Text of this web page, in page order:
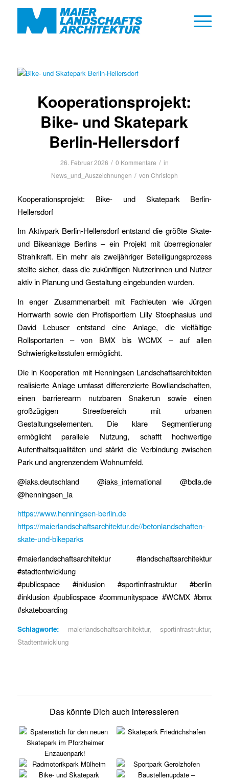
Kooperationsprojekt:
Bike- und Skatepark
Berlin-Hellersdorf
26. Februar 2026 / 0 Kommentare / in
News_und_Auszeichnungen / von Christoph
Kooperationsprojekt: Bike- und Skatepark Berlin-
Hellersdorf
Im Aktivpark Berlin-Hellersdorf entstand die größte Skate-
und Bikeanlage Berlins – ein Projekt mit überregionaler
Strahlkraft. Ein mehr als zweijähriger Beteiligungsprozess
stellte sicher, dass die zukünftigen Nutzerinnen und Nutzer
aktiv in Planung und Gestaltung eingebunden wurden.
In enger Zusammenarbeit mit Fachleuten wie Jürgen
Horrwarth sowie den Profisportlern Lilly Stoephasius und
David Lebuser entstand eine Anlage, die vielfältige
Rollsportarten – von BMX bis WCMX – auf allen
Schwierigkeitsstufen ermöglicht.
Die in Kooperation mit Henningsen Landschaftsarchitekten
realisierte Anlage umfasst differenzierte Bowllandschaften,
einen barrierearm nutzbaren Snakerun sowie einen
großzügigen Streetbereich mit urbanen
Gestaltungselementen. Die klare Segmentierung
ermöglicht parallele Nutzung, schafft hochwertige
Aufenthaltsqualitäten und stärkt die Verbindung zwischen
Park und angrenzendem Wohnumfeld.
@iaks.deutschland @iaks_international @bdla.de
@henningsen_la
https://www.henningsen-berlin.de
https://maierlandschaftsarchitektur.de//betonlandschaften-
skate-und-bikeparks
#maierlandschaftsarchitektur #landschaftsarchitektur
#stadtentwicklung
#publicspace #inklusion #sportinfrastruktur #berlin
#inklusion #publicspace #communityspace #WCMX #bmx
#skateboarding
Schlagworte: maierlandschaftsarchitektur,sportinfrastruktur,
Stadtentwicklung
Das könnte Dich auch interessieren